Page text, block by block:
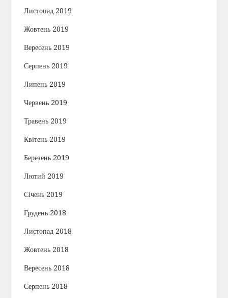
Листопад 2019
Жовтень 2019
Вересень 2019
Серпень 2019
Липень 2019
Червень 2019
Травень 2019
Квітень 2019
Березень 2019
Лютий 2019
Січень 2019
Грудень 2018
Листопад 2018
Жовтень 2018
Вересень 2018
Серпень 2018